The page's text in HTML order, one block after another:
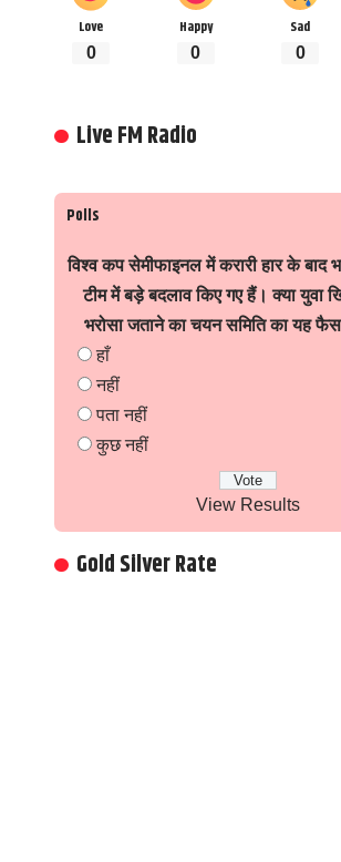
Love
0
Happy
0
Sad
0
Live FM Radio
Polls
विश्व कप सेमीफाइनल में करारी हार के बाद
टीम में बड़े बदलाव किए गए हैं। क्या युवा
भरोसा जताने का चयन समिति का यह
हाँ
नहीं
पता नहीं
कुछ नहीं
View Results
Gold Silver Rate